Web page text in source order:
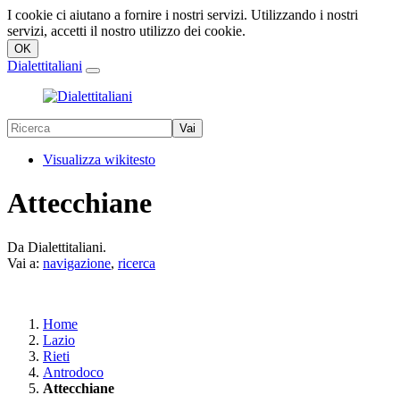
I cookie ci aiutano a fornire i nostri servizi. Utilizzando i nostri
servizi, accetti il nostro utilizzo dei cookie.
Dialettitaliani
Visualizza wikitesto
Attecchiane
Da Dialettitaliani.
Vai a: navigazione, ricerca
Home
Lazio
Rieti
Antrodoco
Attecchiane